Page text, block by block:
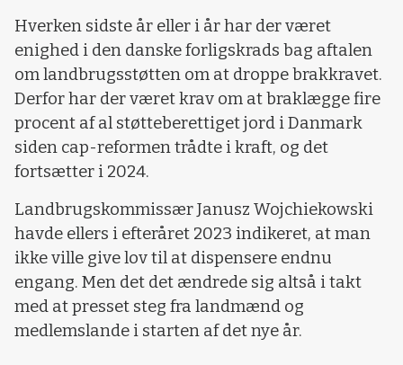
Hverken sidste år eller i år har der været
enighed i den danske forligskrads bag aftalen
om landbrugsstøtten om at droppe brakkravet.
Derfor har der været krav om at braklægge fire
procent af al støtteberettiget jord i Danmark
siden cap-reformen trådte i kraft, og det
fortsætter i 2024.
Landbrugskommissær Janusz Wojchiekowski
havde ellers i efteråret 2023 indikeret, at man
ikke ville give lov til at dispensere endnu
engang. Men det det ændrede sig altså i takt
med at presset steg fra landmænd og
medlemslande i starten af det nye år.